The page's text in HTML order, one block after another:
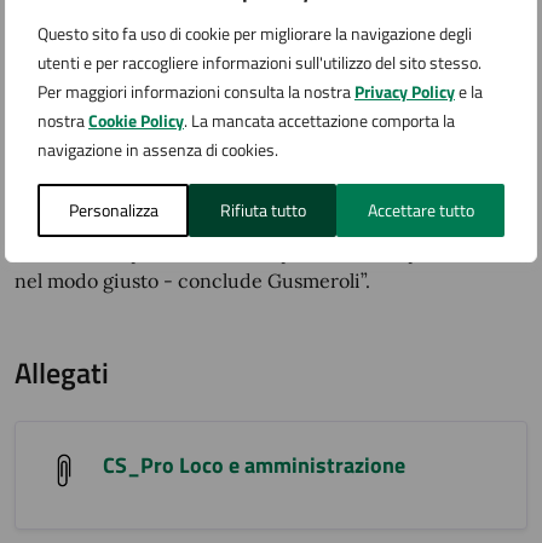
Questo sito fa uso di cookie per migliorare la navigazione degli
utenti e per raccogliere informazioni sull'utilizzo del sito stesso.
Per maggiori informazioni consulta la nostraPrivacy Policye la
nostraCookie Policy. La mancata accettazione comporta la
navigazione in assenza di cookies.
Personalizza Rifiuta tutto Accettare tutto
“spostare” la Notte Rosa lungo tutta la città. Abbiamo
inoltre accolto con grande soddisfazione l’idea di
coinvolgere tutte le altre associazioni per realizzare gli
eventi. Un’organizzazione unitaria che deve essere
organizzativa, nel senso tecnico del termine, di
eventi”.
nel modo giusto - conclude Gusmeroli”.
Allegati
CS_Pro Loco e amministrazione